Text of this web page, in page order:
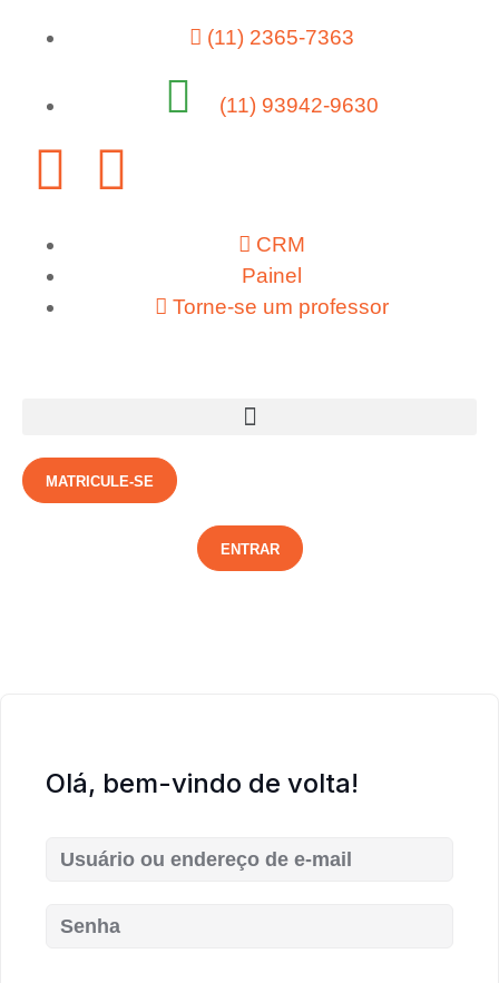
(11) 2365-7363
(11) 93942-9630
CRM
Painel
Torne-se um professor
MATRICULE-SE
ENTRAR
Olá, bem-vindo de volta!